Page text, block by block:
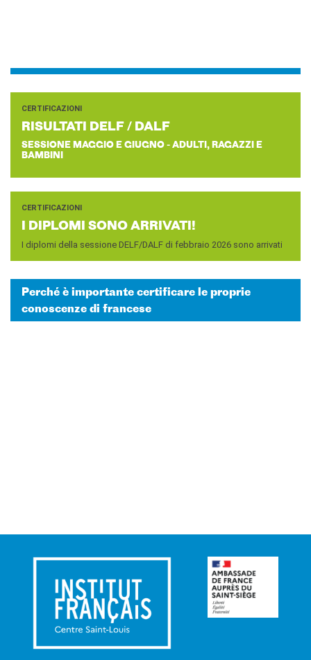
CERTIFICAZIONI
RI­SUL­TA­TI DELF / DALF
SESSIONE MAGGIO E GIUGNO - ADULTI, RAGAZZI E
BAMBINI
CERTIFICAZIONI
I DI­PLO­MI SONO AR­RI­VA­TI!
I diplomi della sessione DELF/DALF di febbraio 2026 sono arrivati
Perché è importante certificare le proprie
conoscenze di francese